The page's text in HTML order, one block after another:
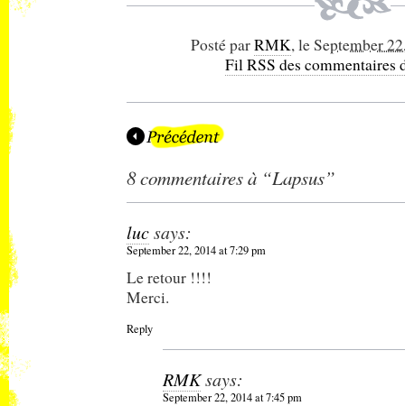
Posté parRMK, leSeptember
Fil RSS des commentaires
8 commentaires à “Lapsus”
lucsays:
September 22, 2014 at 7:29 pm
Le retour !!!!
Merci.
Reply
RMKsays:
September 22, 2014 at 7:45 pm